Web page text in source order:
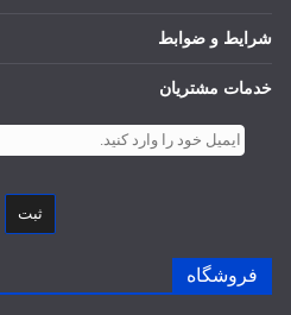
شرایط و ضوابط
خدمات مشتریان
ثبت
فروشگاه